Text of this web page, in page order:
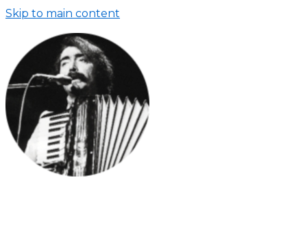
Skip to main content